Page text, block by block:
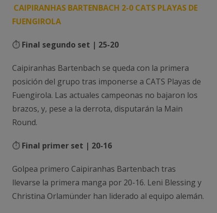
CAIPIRANHAS BARTENBACH 2-0 CATS PLAYAS DE
FUENGIROLA
⏱️ Final segundo set | 25-20
Caipiranhas Bartenbach se queda con la primera
posición del grupo tras imponerse a CATS Playas de
Fuengirola. Las actuales campeonas no bajaron los
brazos, y, pese a la derrota, disputarán la Main
Round.
⏱️ Final primer set | 20-16
Golpea primero Caipiranhas Bartenbach tras
llevarse la primera manga por 20-16. Leni Blessing y
Christina Orlamünder han liderado al equipo alemán.